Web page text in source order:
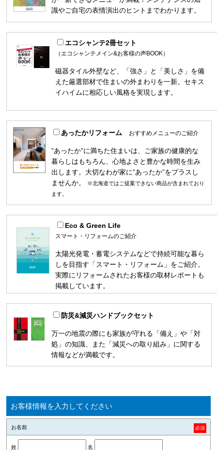
識やご自宅の表情演出のヒントまでわかります。
エコシャンテ2冊セット
（エコシャンテメイン&お客様の声BOOK）
磁器タイル外壁など、「強さ」と「美しさ」を備
えた厳選部材で住まいの外まわりを一新。セキス
イハイムに相応しい風格を実現します。
あったかリフォーム おすすめメニューのご紹介
”あったか”に満ちた住まいは、ご家族の健康的な
暮らしはもちろん、心地よさと豊かな時間を生み
出します。大切なわが家に”あったか”をプラスし
ませんか。
※北海道ではご提案できない商品が含まれており
ます。
Eco & Green Life
スマート・リフォームのご紹介
太陽光発電・蓄電システムなどで持続可能な暮ら
しを目指す「スマート・リフォーム」をご紹介。
実際にリフォームされたお客様の取材レポートも
掲載しています。
防災&減災ハンドブックセット
万一の地震の際にも家族が守れる「備え」や「対
処」の知識、また「減災への取り組み」に関する
情報などが満載です。
お客様情報を入力してください
お名前 必須
姓 名